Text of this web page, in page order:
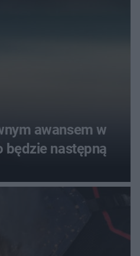
awansem w
będzie następną